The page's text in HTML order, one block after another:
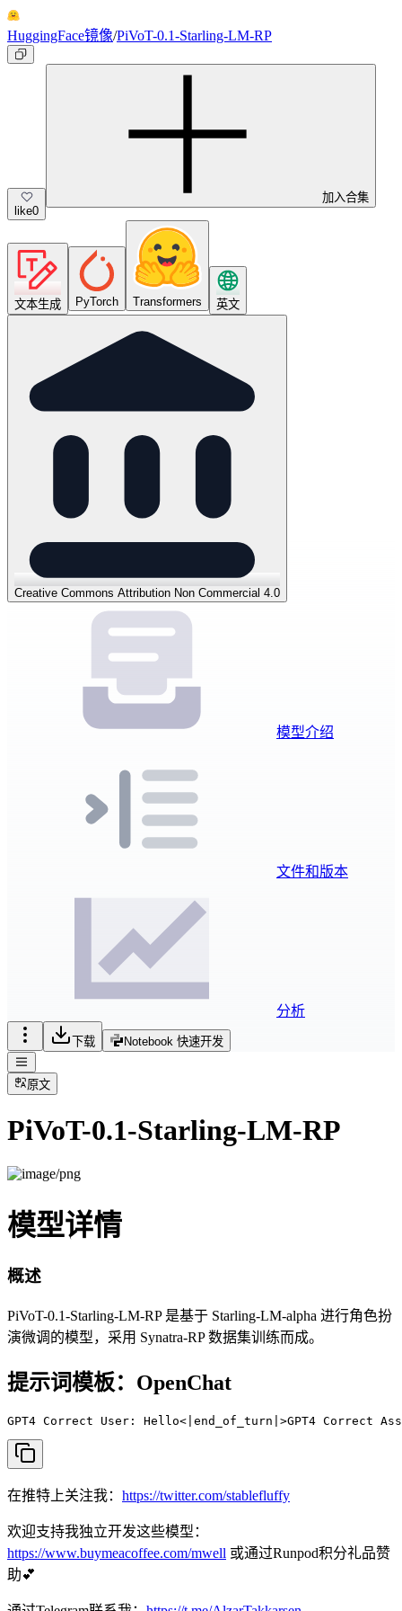
HuggingFace镜像/PiVoT-0.1-Starling-LM-RP
like0
加入合集
文本生成 PyTorch Transformers 英文
Creative Commons Attribution Non Commercial 4.0
模型介绍
文件和版本
分析
下载 Notebook 快速开发
原文
PiVoT-0.1-Starling-LM-RP
模型详情
概述
PiVoT-0.1-Starling-LM-RP 是基于 Starling-LM-alpha 进行角色扮
演微调的模型，采用 Synatra-RP 数据集训练而成。
提示词模板：OpenChat
GPT4 Correct User: Hello<|end_of_turn|>GPT4 Correct
在推特上关注我： https://twitter.com/stablefluffy
欢迎支持我独立开发这些模型：
https://www.buymeacoffee.com/mwell 或通过Runpod积分礼品赞
助💕